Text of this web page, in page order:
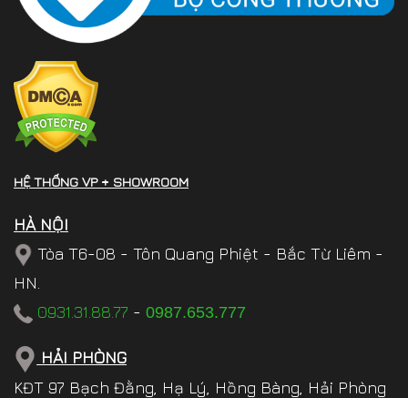
HỆ THỐNG VP + SHOWROOM
HÀ NỘI
Tòa T6-08 - Tôn Quang Phiệt - Bắc Từ Liêm -
HN.
0931.31.88.77 - 0987.653.777
HẢI PHÒNG
KĐT 97 Bạch Đằng, Hạ Lý, Hồng Bàng, Hải Phòng